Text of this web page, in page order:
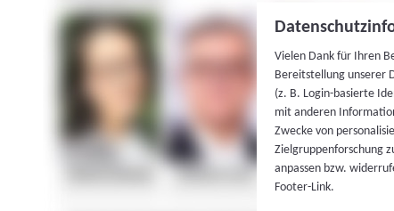
Vielen Dank für Ihren
Bereitstellung unserer
(z. B. Login-basierte
mit anderen
Zwecke von
Zielgruppenforschung
anpassen bzw.
Footer-Link.